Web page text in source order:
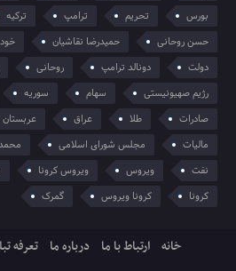
بورس
تحریم ترامپ ترکیه
حسن روحانی
حمیدرضا نقاشیان
دولت
دونالد ترامپ روحانی
رژیم صهیونیستی
سهام سوریه
صادرات
طلا عراق
مالیات
مجلس شورای اسلامی
نفت
ویروس ویروس کرونا
کرونا
کرونا ویروس گمرک
خانه ارتباط با ما درباره ما تعرفه